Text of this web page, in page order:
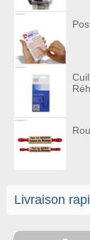
Livraison